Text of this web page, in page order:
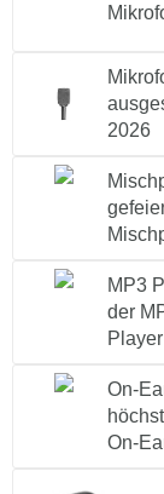
2026
MP3
der
On-
On-